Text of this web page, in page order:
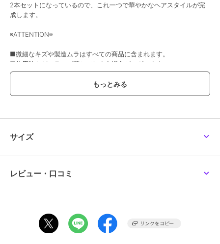
2本セットになっているので、これ一つで華やかなヘアスタイルが完
成します。
※ATTENTION※
■微細なキズや製造ムラはすべての商品に含まれます。
■使用時などにラメが落ちてしまう場合がございます。
2026/7/8より、原材料の高騰のため価格改定をさせて頂きます。
ブランド アネモネ
ショップ
アクセサリー・ヘアアクセサリー
／バレッタ・ヘアクリップ
サイズ
レビュー・口コミ